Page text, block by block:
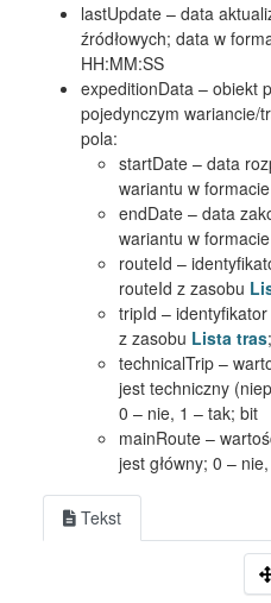
lastUpdate – data
źródłowych; data w
HH:MM:SS
expeditionData – obiekt
pojedynczym wariancie/
pola:
startDate – data
wariantu w
endDate – data
wariantu w
routeId –
routeId z zasobu
tripId –
z zasobu Lista tras
technicalTrip –
jest techniczny
0 – nie, 1 – tak; bit
mainRoute –
jest główny; 0 –
Tekst